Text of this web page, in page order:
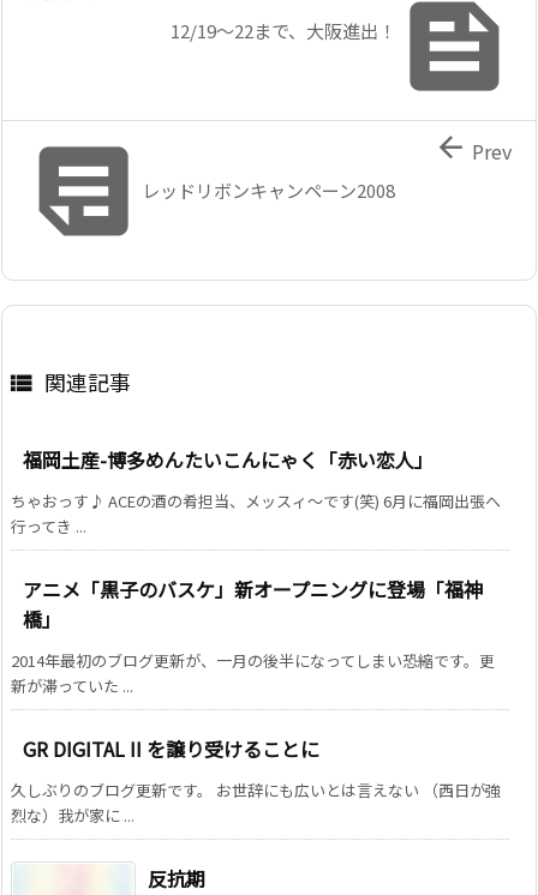

12/19〜22まで、大阪進出！
 レッドリボンキャンペーン2008
 Prev
 関連記事
福岡土産-博多めんたいこんにゃく「赤い恋人」
ちゃおっす♪ ACEの酒の肴担当、メッスィ～です(笑) 6月に福岡出張へ
行ってき ...
アニメ「黒子のバスケ」新オープニングに登場「福神
橋」
2014年最初のブログ更新が、一月の後半になってしまい恐縮です。更
新が滞っていた ...
GR DIGITAL II を譲り受けることに
久しぶりのブログ更新です。 お世辞にも広いとは言えない （西日が強
烈な）我が家に ...
反抗期